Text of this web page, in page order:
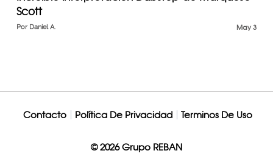
Scott
May 3
Por Daniel A.
Contacto Política De Privacidad Terminos De Uso
© 2026 Grupo REBAN